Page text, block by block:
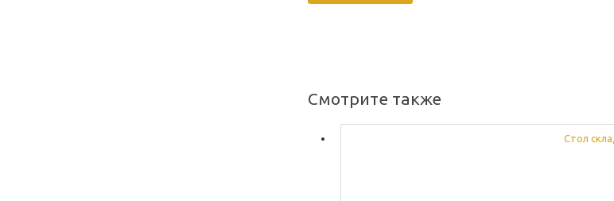
Смотрите также
Стол